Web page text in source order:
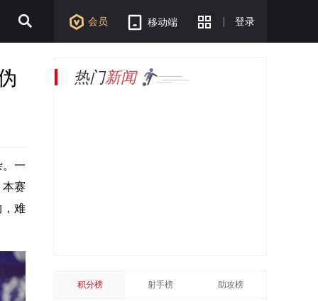
会员 移动端 登录
一
赛
，难
热门新闻
积分榜 射手榜 助攻榜